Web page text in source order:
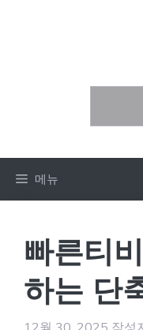
기
메뉴
빠른티
하는 단
12월 30, 2025 작성